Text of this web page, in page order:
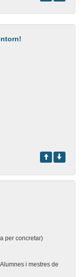
per concretar)
i mestres de